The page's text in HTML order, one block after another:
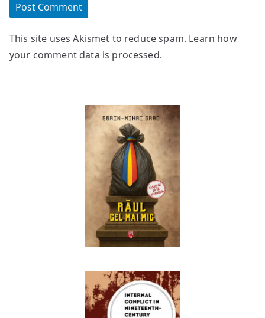
This site uses Akismet to reduce spam. Learn how
your comment data is processed.